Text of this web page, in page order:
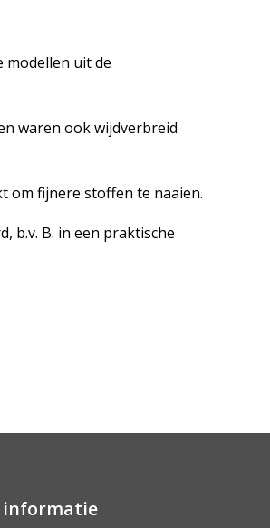
modellen uit de
waren ook wijdverbreid
om fijnere stoffen te naaien.
b.v. B. in een praktische
informatie